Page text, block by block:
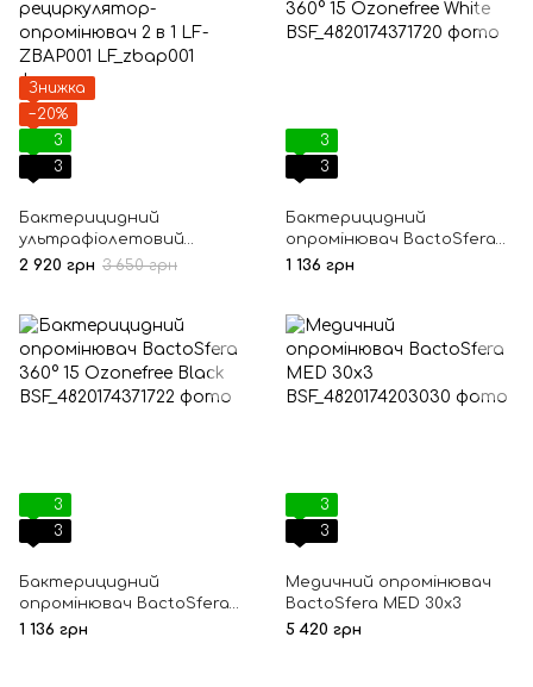
Знижка
−20%
3
3
Бактерицидний
ультрафіолетовий
рециркулятор-
2 920 грн 3 650 грн
3
3
Бактерицидний
опромінювач BactoSfera
360° 15 Ozonefree White
1 136 грн
3
3
Бактерицидний
опромінювач BactoSfera
360° 15 Ozonefree Black
1 136 грн
3
3
Медичний опромінювач
BactoSfera MED 30x3
5 420 грн